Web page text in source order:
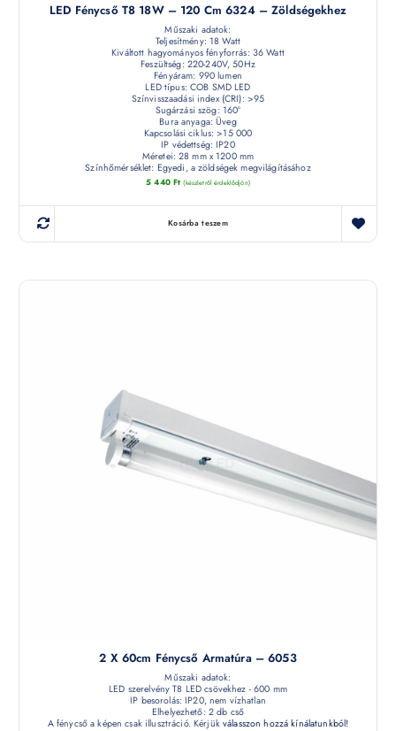
LED Fénycső T8 18W – 120 Cm 6324 – Zöldségekhez
Műszaki adatok:
Teljesítmény: 18 Watt
Kiváltott hagyományos fényforrás: 36 Watt
Feszültség: 220-240V, 50Hz
Fényáram: 990 lumen
LED típus: COB SMD LED
Színvisszaadási index (CRI): >95
Sugárzási szög: 160°
Bura anyaga: Üveg
Kapcsolási ciklus: >15 000
IP védettség: IP20
Méretei: 28 mm x 1200 mm
Színhőmérséklet: Egyedi, a zöldségek megvilágításához
5 440 Ft (készletről érdeklődjön)
Kosárba teszem
2 X 60cm Fénycső Armatúra – 6053
Műszaki adatok:
LED szerelvény T8 LED csövekhez - 600 mm
IP besorolás: IP20, nem vízhatlan
Elhelyezhető: 2 db cső
A fénycső a képen csak illusztráció. Kérjük válasszon hozzá kínálatunkból!